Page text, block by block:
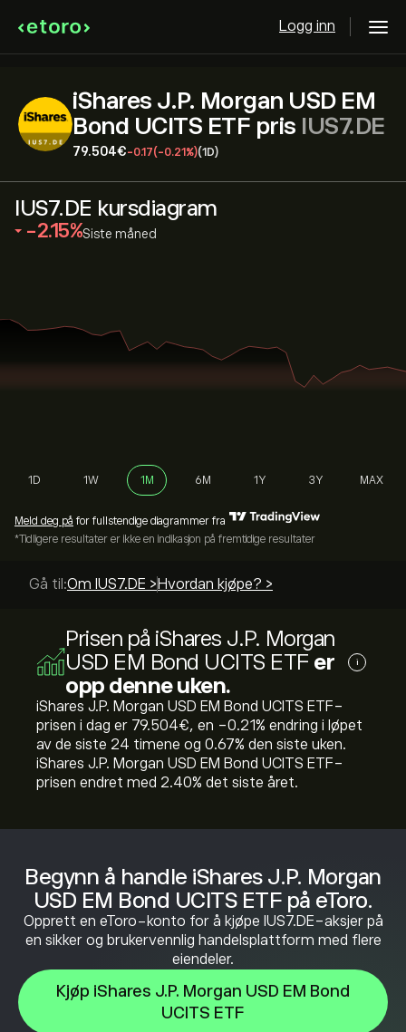
Logg inn
iShares J.P. Morgan USD EM
Bond UCITS ETF pris IUS7.DE
79.504‎€‎-0.17(-0.21%)(1D)
Begynn å handle iShares J.P. Morgan
USD EM Bond UCITS ETF på eToro.
Opprett en eToro-konto for å kjøpe IUS7.DE-aksjer på
en sikker og brukervennlig handelsplattform med flere
eiendeler.
Kjøp iShares J.P. Morgan USD EM Bond
UCITS ETF
IUS7.DE kursdiagram
‎-2.15‎ Siste måned
1D 1W 1M 6M 1Y 3Y MAX
Meld deg på for fullstendige diagrammer fra
*Tidligere resultater er ikke en indikasjon på fremtidige resultater
Gå til:Om IUS7.DE > Hvordan kjøpe? >
Prisen på iShares J.P. Morgan
USD EM Bond UCITS ETF er
opp denne uken.
i
iShares J.P. Morgan USD EM Bond UCITS ETF-
prisen i dag er 79.504‎€‎, en ‎-0.21‎% endring i løpet
av de siste 24 timene og ‎0.67‎% den siste uken.
iShares J.P. Morgan USD EM Bond UCITS ETF-
prisen endret med ‎2.40‎% det siste året.